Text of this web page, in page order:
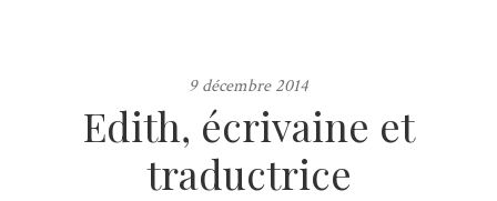
9 décembre 2014
Edith, écrivaine et
traductrice